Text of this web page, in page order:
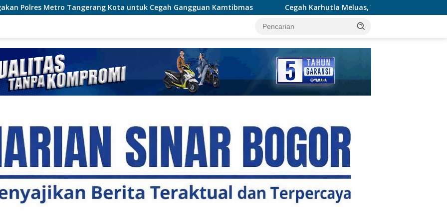
Kota untuk Cegah Gangguan Kamtibmas Cegah Karhutla Meluas, Wakapolda Riau dan Irdam XIX/TT Turun